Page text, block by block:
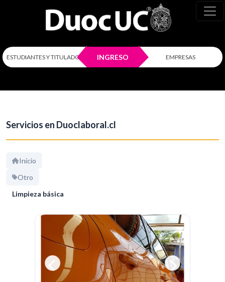
ESTUDIANTES Y TITULADOS INGRESO EMPRESAS
Servicios en Duoclaboral.cl
Inicio
Otro
Limpieza básica